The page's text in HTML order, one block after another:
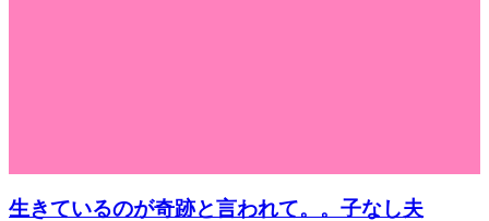
生きているのが奇跡と言われて。。子なし夫